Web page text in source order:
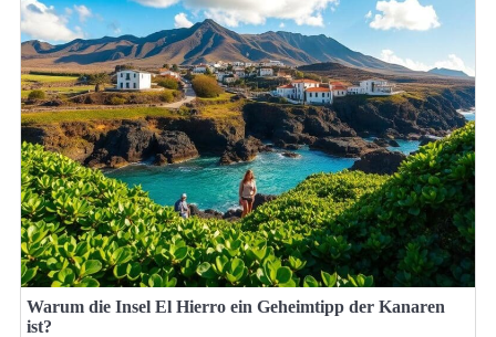
Warum die Insel El Hierro ein Geheimtipp der Kanaren
ist?